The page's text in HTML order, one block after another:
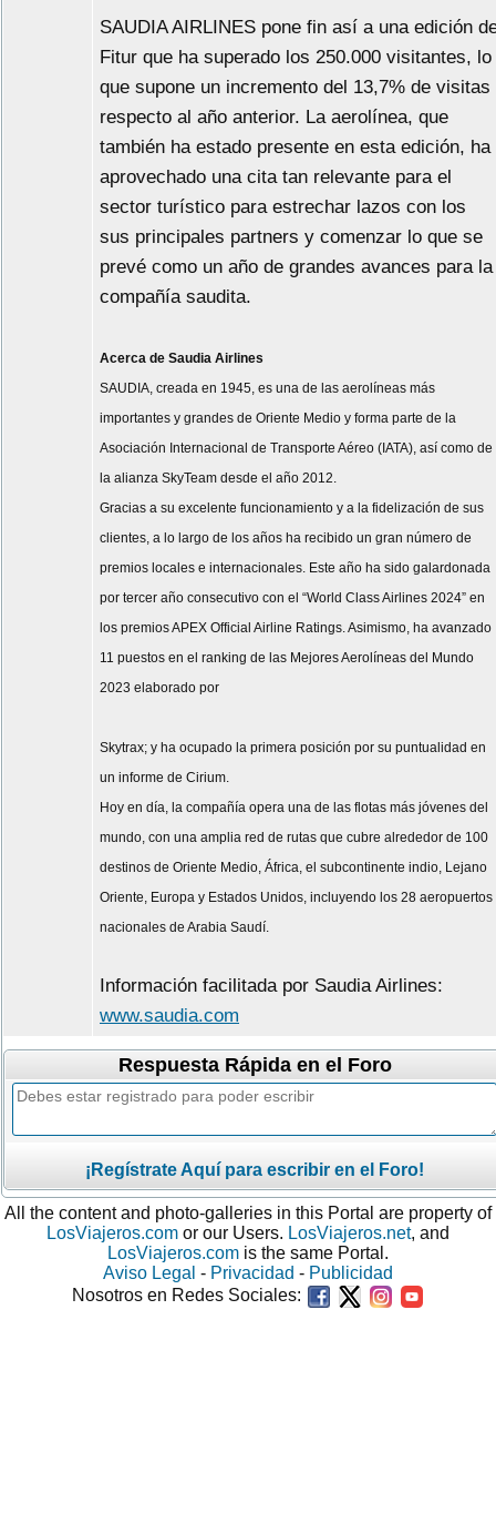
SAUDIA AIRLINES pone fin así a una edición
Fitur que ha superado los 250.000 visitantes, lo
que supone un incremento del 13,7% de visitas
respecto al año anterior. La aerolínea, que
también ha estado presente en esta edición, ha
aprovechado una cita tan relevante para el
sector turístico para estrechar lazos con los
sus principales partners y comenzar lo que se
prevé como un año de grandes avances para la
compañía saudita.
Acerca de Saudia Airlines
SAUDIA, creada en 1945, es una de las aerolíneas más
importantes y grandes de Oriente Medio y forma parte de la
Asociación Internacional de Transporte Aéreo (IATA), así como de
la alianza SkyTeam desde el año 2012.
Gracias a su excelente funcionamiento y a la fidelización de sus
clientes, a lo largo de los años ha recibido un gran número de
premios locales e internacionales. Este año ha sido galardonada
por tercer año consecutivo con el “World Class Airlines 2024” en
los premios APEX Official Airline Ratings. Asimismo, ha avanzado
11 puestos en el ranking de las Mejores Aerolíneas del Mundo
2023 elaborado por
Skytrax; y ha ocupado la primera posición por su puntualidad en
un informe de Cirium.
Hoy en día, la compañía opera una de las flotas más jóvenes del
mundo, con una amplia red de rutas que cubre alrededor de 100
destinos de Oriente Medio, África, el subcontinente indio, Lejano
Oriente, Europa y Estados Unidos, incluyendo los 28 aeropuertos
nacionales de Arabia Saudí.
Información facilitada por Saudia Airlines:
www.saudia.com
Respuesta Rápida en el Foro
¡Regístrate Aquí para escribir en el Foro!
All the content and photo-galleries in this Portal are property of
LosViajeros.com or our Users. LosViajeros.net, and
LosViajeros.com is the same Portal.
Aviso Legal - Privacidad - Publicidad
Nosotros en Redes Sociales: